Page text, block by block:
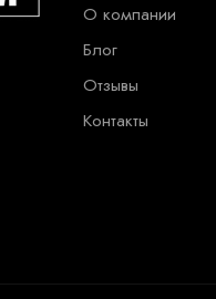
О компании
Блог
Отзывы
Контакты